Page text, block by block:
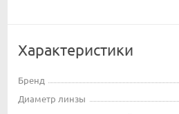
Характеристики
Бренд
Диаметр линзы